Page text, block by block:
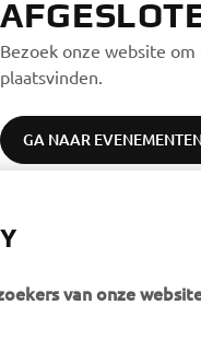
Bezoek onze website
plaatsvinden.
GA NAAR
van onze